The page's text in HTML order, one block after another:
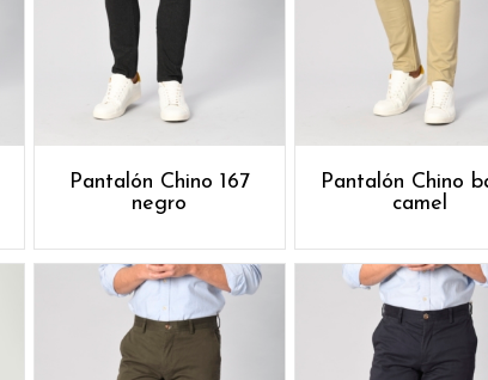
Pantalón Chino 167
negro
Pantalón Chino
camel